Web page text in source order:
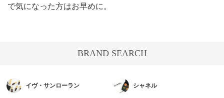
で気になった方はお早めに。
BRAND SEARCH
イヴ・サンローラン シャネル